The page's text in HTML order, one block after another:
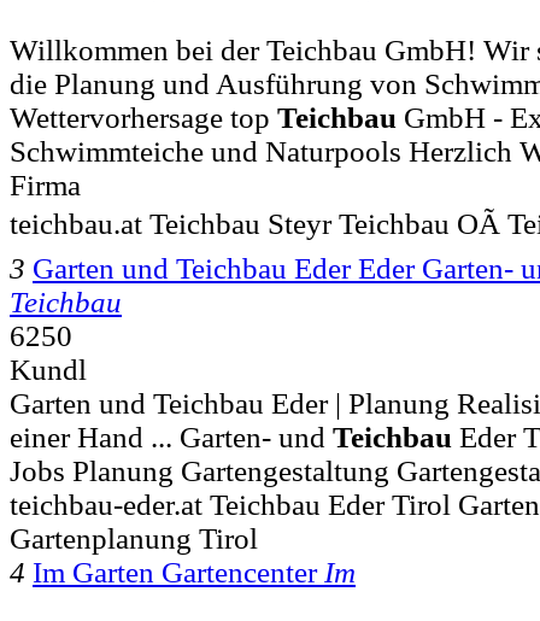
Willkommen bei der Teichbau GmbH! Wir
die Planung und Ausführung von
Wettervorhersage top Teichbau GmbH -
Schwimmteiche und Naturpools Herzlich
Firma
teichbau.at Teichbau Steyr Teichbau OÃ
3 Garten und Teichbau Eder Eder Garten-
Teichbau
6250
Kundl
Garten und Teichbau Eder | Planung
einer Hand ... Garten- und Teichbau Eder
Jobs Planung Gartengestaltung
teichbau-eder.at Teichbau Eder Tirol
Gartenplanung Tirol
4 Im Garten Gartencenter Im